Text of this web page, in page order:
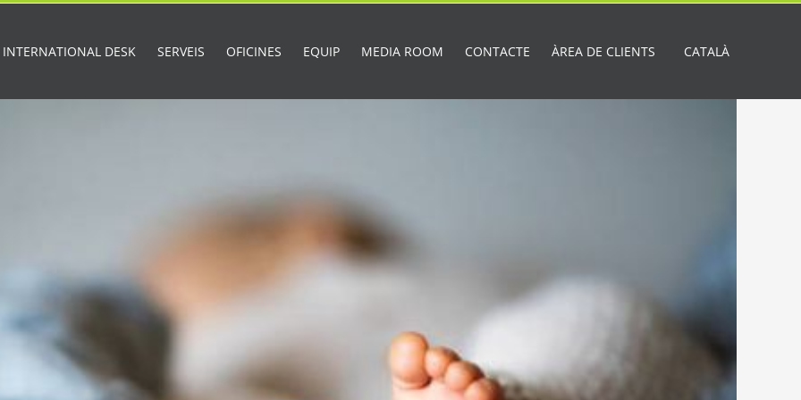
INTERNATIONAL DESK SERVEIS OFICINES EQUIP MEDIA ROOM CONTACTE ÀREA DE CLIENTS CATALÀ